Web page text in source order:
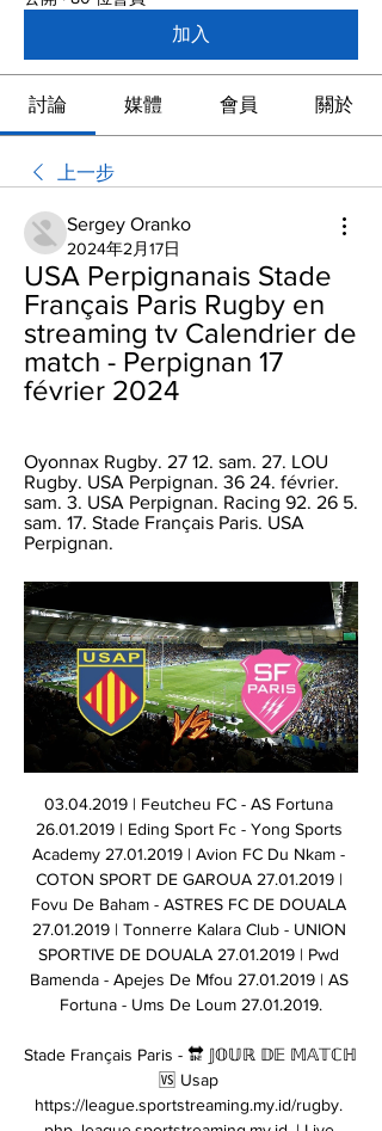
加入
討論 媒體 會員 關於
上一步
Sergey Oranko
2024年2月17日
USA Perpignanais Stade
Français Paris Rugby en
streaming tv Calendrier de
match - Perpignan 17
février 2024
Oyonnax Rugby. 27 12. sam. 27. LOU
Rugby. USA Perpignan. 36 24. février.
sam. 3. USA Perpignan. Racing 92. 26 5.
sam. 17. Stade Français Paris. USA
Perpignan.
03.04.2019 | Feutcheu FC - AS Fortuna 26.01.2019 | Eding Sport Fc - Yong Sports Academy 27.01.2019 | Avion FC Du Nkam - COTON SPORT DE GAROUA 27.01.2019 | Fovu De Baham - ASTRES FC DE DOUALA 27.01.2019 | Tonnerre Kalara Club - UNION SPORTIVE DE DOUALA 27.01.2019 | Pwd Bamenda - Apejes De Mfou 27.01.2019 | AS Fortuna - Ums De Loum 27.01.2019.

Stade Français Paris - 🔛 𝕁𝕆𝕌ℝ 𝔻𝔼 𝕄𝔸𝕋ℂℍ 🆚 Usap https://league.sportstreaming.my.id/rugby. php. league.sportstreaming.my.id. | Live Sports. 2 yrs. Live rugby tv. US Arlequins Perpignanais ...

Découvrez le profil de Jennifer Padovani sur LinkedIn, la plus grande communauté professionnelle au monde. Jennifer indique 9 postes sur son profil. Consultez le profil complet sur LinkedIn et découvrez les relations de Jennifer, ainsi que des emplois dans des entreprises similaires.

Strasbourg en lumières. A l’approche de Noël, Strasbourg se pare de ses plus beaux atouts. Les rues, les maisons, les façades des églises, les fenêtres et balcons brillent de mille feux grâce aux innombrables décorations, toutes plus originales les unes que les autres.

Le 1er juillet 2015, le règlement d’exécution n°699/2014 de la Commission européenne est entré en application. Celui-ci définit le design d’un logo commun pour les pharmacies en ligne établies dans l’Union européenne et instaure les exigences techniques qui garantissent l’authenticité de ce logo.

Stade Français (SFP) / Perpignan (USAP) (TV/Streaming) Sur il y a 8 heures — Comment regarder le match Stade Français / Perpignan en streaming ? Avec l'offre de streaming proposé par Canal Plus et son site myCANAL, ...

Les Dragons de Rouen ont officialisé deux nouveaux éléments ces dernières heures qui garniront l’offensive de l’équipe pour la saison 2019/2020 : l’arrivée du jeune international Maurin Bouvet en provenance de Gap et la confirmation de retrouver Marc-André Thinel sur la glace pour une ultime saison.

Les Bayonnais mettent la main sur le ballon et envoient du jeu dans leur moitié de terrain. Ils arrivent jusque sur les 40 aixois mais forment un maul improductif, mêlée pour Aix. Ils arrivent jusque sur les 40 aixois mais forment un maul improductif, mêlée pour Aix.

Statistiques H2H (Tête à Tête) pour Nasarawa United contre Yobe Stars: comparaison individuelle incluant les matchs précédents des deux équipes de football, les résultats par équipe des rencontres précédentes pour les matchs à domicile et à l'extérieur, comparaison des statistiques et des résultats des équipes dans leurs ligues.

Rattaché(e) à un Chef de Ventes Régionales, vous aurez la responsabilité de développer le chiffre d'affaires et les parts de marché des marques de la société sur votre secteur géographique. Vous serez ainsi en charge d'un chiffre d'affaires de 10 millions d'euros réparti sur une cinquantaine d'hypermarchés, de supermarchés et de drives.

Rugby Union, France: USA Perpignan live scores, results, USA Perpignan scores service is real-time, updating live. Upcoming matches: 17.02. Stade Francais Paris v USA Perpignan, 24.02. USA Perpignan v Stade Rochelais, ...

Monde Cameroun:. est en première ligne dans la lutte contre le groupe djihadiste nigérian Boko Haram dans la région camerounaise de l’Extrême-Nord. « L’armée a lancé des recherches.

JOURNAUX SENEGAL, toute la presse senegalaise en ligne, Walf Fadjri, le soleil, le Sud quotidien, le quotidien, la gazette, rewmi, ferloo, xalisma, dakaractu pour rester informer sur les vnements du Senegal

TOP 14 - Essai de Léo BARRE 2 (SFP) - Stade Français Paris 1:19liens:jours/top-14-2023-2024-9eme-journee,saison/2023-2024,rugby-top-14/matchs/03-12-2023-stade-francais-paris-stade-toulousain ...Vidéos Streaming - Orange · 4 déc. 2023

Vous consultez actuellement la page : Akwa United - Heartland FC Owerri Suivez le match Akwa United - Heartland FC Owerri en direct (résumé, score et buts). Le résultat de ce match Premier League entre Akwa United FC et Heartland FC Owerri est à suivre en live à partir de 17h00.

yaounde stade militaire 16h00 : dragon club 0⃣ ≠ 0⃣ union sportive. poule b dimanche 14 avril 2019. yaounde stade militaire 14h00 : as fortuna 1⃣ ≠ 1⃣ fovu club. loum stade municipal 15h30 : ums 1⃣ ≠ 0⃣ astres. bafoussam stade omnisport 13h30 : feutcheu 2⃣ ≠ 1⃣ yosa. 15h30 : unisport 0⃣ ≠ 0⃣ stade renard …

Vanessa Bruno crée sa marque éponyme en 1996 avec la vision d’accompagner et sublimer les femmes dans leur quotidien, en leur proposant une garde-robe moderne et …

Résultat USA Perpignan - Stade Français Paris - RMC Sport 19 août 2023 — rencontre de rugby-union qui oppose USA Perpignan et Stade Français Paris. Le match se déroule au stade Stade Aime Giral le 19/08/2023 à 18:10.

Footendirect.com vous aide dans vos paris sportifs sur UiTM UKM FC avec des pronostics, les meilleures cotes, les compos... UiTM UKM FC Premier League Malaysie le 1 mai 2018.

FRANCE, 29 oct. 2019 (AMP) — Le PSG recevra Marseille au Parc des Princes dimanche 25 février 2018, pour le compte de la 27ème journée de la Ligue 1.

8ème - Stade Lavallois FC - 61112 points 25ème - Team French Touch - 59003 points ( + 364 ) 26ème - La Rojita - 58959 points ( + 320 ) 27ème - Pegase - 58639 points. Ce message a été modifié par Lolojart le 16/02/2019 à 23h56 . Kleber Modérateur Hors ligne Posté le 16 Fév 2019 à 23h56 . Lolojart a dit : merci a kleber pour ce classement . De rien, l' ami J' essaye de faire les.

Le Stade lavallois s'est incliné à Boulogne-sur-Mer à l'occasion de la 2e journée de National (2-0). Pour son premier voyage de la saison, Laval était dans la nécessité de s'imposer.

Tauson, Clara vs Guo, Meiqi 2019-10-16 03:50 flux en direct, conseils, cotes et statistiques H2H. Cliquez ici pour tous nos pronostics et pronostics gratuits.

Terrassement Quelle que soit l'ampleur de vos travaux de terrassement (travaux routiers, tranchées de réseaux enterrés, aménagement de maison…), LOXAM sait vous proposer la location de tout le matériel adapté à vos besoins.

Le Ministre de l’Enseignement Supérieur communique : Les candidats dont les noms suivent, classés par ordre alphabétique, sont sous réserve de la présentation de l’original du diplôme requis, déclarés admis au concours d’entrée en première année de la Faculté de Génie Ind ustriel de l’Université de Douala au titre de …

Champagney, petit village du Jura, situé à 24 kms de Dole, 25 kms de Gray, 43 kms de Dijon et 46 kms de Besançon. Sa superficie et de 1558 Ha et son altitude d'environ 200m. Sa population compte 510 habitants (15/12/2018) dont 109 au hameau de La Tuilerie et 33 à Nilieu.

A noter la grande nouveauté pour les clubs de D1 Féminine la saison prochaine, le groupe Canal + a obtenu les droits de diffusion du championnat. Une visibilité et notoriété importante pour les 12 clubs de D1 Féminine. La première journée de la saison 2018/2019 aura lieu le week-end du 25 août.

Le FC Grenoble Rugby est un club centenaire, dont les origines datent de 1892. L'acte de naissance. L'acte de naissance du rugby grenoblois est daté de 1892 avec la création de l'Association Athlétique du Lycée par des élèves du lycée Champollion.

Thermographie en Jura (39) : trouver les numéros de téléphone et adresses des professionnels de votre département ou de votre ville dans l'annuaire PagesJaunes

D'accord pour continuer Notre site Web utilise des cookies afin de faciliter votre expérience en ligne. Ils ont été enregistrés sur votre ordinateur lorsque vous avez lancé ce site Web. Vous pouvez modifier vos paramètres personnels relatifs aux cookies via les paramètres de votre navigateur Internet.

Vos paris BK Häcken AFC Eskilstuna à la meilleure cote ! Le match a eu lieu le 28 April à 15h00 et s'est terminé sur le score de 3 - 0. Les cotes avant le début du match étaient les suivantes : 1 0.00 X 0.00

Génération Foot se rapproche de Teungueth FC Accroché (0-0) par Etics, le leader Teungueth FC (40 points) a vu son dauphin Génération Foot revenir à 3 longueurs après son succès (3-0) sur Yeggo.

Colombe qui a obtenu sa deuxième victoire de la saison dimanche sur le terrain d’Avion du Nkam (0-1) recevra le Tonnerre Kalara club de Yaoundé, lanterne rouge avec 5 points. L’Union de Douala, actuel leader du groupe avec 14 points est exempt.

= En stock = stock limité = Epuisé/en cours de réapprovisionnement. Pour les commandes reçues avant 14H (traitement et expédition le jour même)

USA Perpignan actualité, transfert, mercato - Live Rugby Union sportive arlequins perpignanais l'actualité du club de rugby.L'actu mercato et transfert de l'équipe de rugby USAP . USA Perpignan les informations, ...

Stade Français - USA Perpignan en direct - Top 14 il y a 4 jours — Ne manquez pas le face à face entre Stade Français et USA Perpignan - suivez le match de rugby de Top 14 en direct avec Eurosport. Le match ...

Lausanne-Sport bien trop fort pour le FC Aarau Rien en semble pouvoir freiner, et encore moins stopper, la marche en avant du Lausanne-Sport, cet été. Pour la …

Lyon Duchère : le groupe contre Le Puy Rédigé le Vendredi 27 Septembre 2019 | Lu 292 commentaire(s) Retrouvez le groupe retenu par Laurent Roussey et son staff pour le match face au Puy Foot 43 Auvergne comptant pour la 9ème journée du Championnat National..

Résultat Club Olimpia Sportivo Trinidense en direct : retrouvez les statistiques de Club Olimpia Sportivo Trinidense, match du 04 October 2018 et suivez le score en live !

TOP 14 - Stade Français VS Perpignan il y a 8 heures — Le match Stade Francais – Perpignan est à suivre sur votre TV ou en Streaming sur CANAL+ . Retrouvez tous les matchs en pour ne plus manquer un ...

Organisé par Us Orthez Basket. Intéressé(e) clock. Samedi 26 août 2017 de 18:30 à 22:00 UTC+02. Il y a plus d’un an. pin. Salle Pierre Seillant. Boulevard Charles de Gaulle, 64300 Orthez. Afficher la carte. Masquer la carte.

Stade Français Paris v USA Perpignan Pronostics et Stade Français Paris vs USA Perpignan | 17.02.2024 | Rugby ➤ Top 14, France | ⚡ Pronostics de Paris ✔️ Meilleures cotes ⭐ Scores